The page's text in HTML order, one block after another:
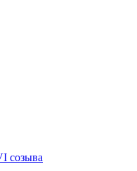
созыва